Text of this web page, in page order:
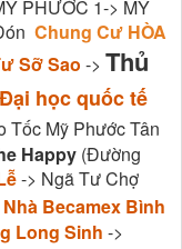
PHƯỚC 1-> MỸ
Chung Cư HÒA
Sỡ Sao -> Thủ
học quốc tế
Tốc Mỹ Phước Tân
Happy (Đường
-> Ngã Tư Chợ
Nhà Becamex Bình
Long Sinh ->